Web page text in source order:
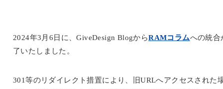
2024年3月6日に、GiveDesign BlogからRAMコラムへの統合
了いたしました。
301等のリダイレクト措置により、旧URLへアクセスされた